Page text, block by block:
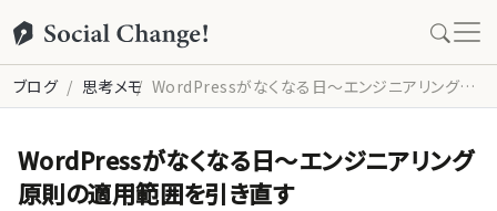
ブログ 思考メモ WordPressがなくなる日〜エンジニアリング原則の適用範囲を引き直す
WordPressがなくなる日〜エンジニアリング
原則の適用範囲を引き直す